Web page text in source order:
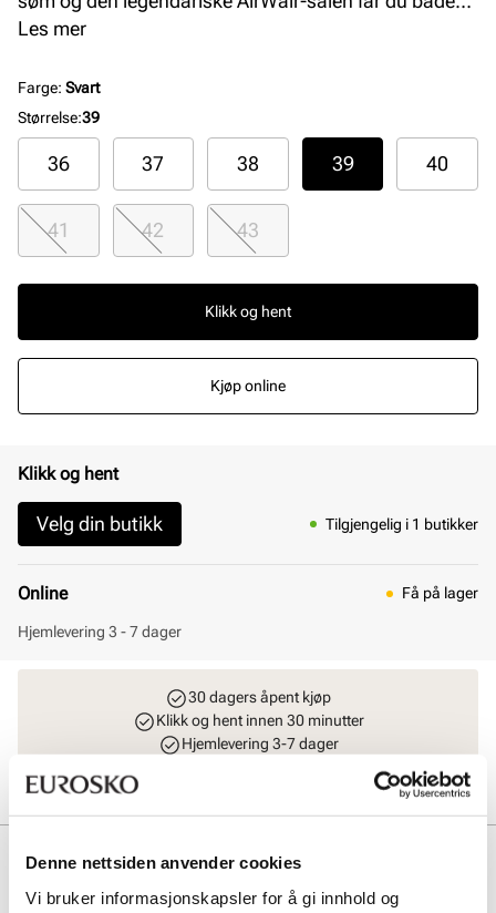
Denne nettsiden anvender cookies
Vi bruker informasjonskapsler for å gi innhold og
stil og komfort som varer i årevis. Perfekt for deg som
Les mer
Farge: Svart
Størrelse:39
36 37 38 39 40
41 42 43
Klikk og hent
Kjøp online
Klikk og hent
Velg din butikk Tilgjengelig i 1 butikker
Online Få på lager
Hjemlevering 3 - 7 dager
30 dagers åpent kjøp
Klikk og hent innen 30 minutter
Hjemlevering 3-7 dager
Beskrivelse
Denne 3-hulls Oxford-skoen kombinerer robust skinn med Dr.